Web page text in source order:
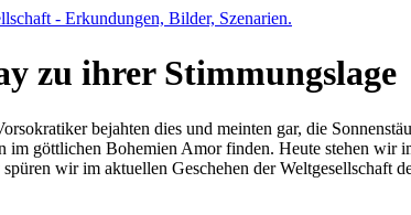
- Erkundungen, Bilder, Szenarien.
zu ihrer Stimmungslage
bejahten dies und meinten gar, die
im göttlichen Bohemien Amor finden. Heute stehen
wir im aktuellen Geschehen der Weltgesellschaft